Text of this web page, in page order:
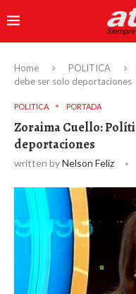
Home POLITICA
debe ser solo deportaciones
POLITICA PORTADA
Zoraima Cuello:
deportaciones
written byNelson Feliz